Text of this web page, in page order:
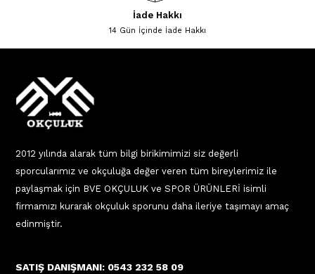
İade Hakkı
14 Gün İçinde İade Hakkı
2012 yılında alarak tüm bilgi birikimimizi siz değerli
sporcularımız ve okçuluğa değer veren tüm bireylerimiz ile
paylaşmak için BVE OKÇULUK ve SPOR ÜRÜNLERİ isimli
firmamızı kurarak okçuluk sporunu daha ileriye taşımayı amaç
edinmiştir.
SATIŞ DANIŞMANI: 0543 232 58 09